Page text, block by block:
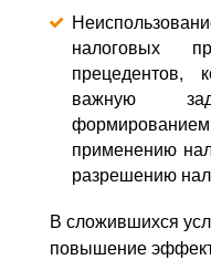
налоговых
прецедентов,
важную
формированием
применению
разрешению
В сложившихся
повышение